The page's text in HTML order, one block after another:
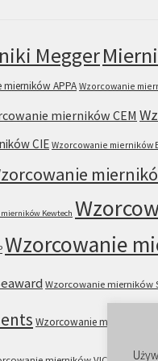
Megger
APPA Wzorcowanie
mierników CEM
CIE Wzorcowanie mierników
Kewtech
Wzorcowanie
Wzorcowanie mierników
Wzorcowanie mierników